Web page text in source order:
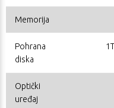
Memorija
Pohrana
diska
Optički
uređaj